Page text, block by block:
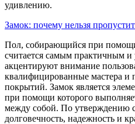
удивлению.
Замок: почему нельзя
Пол, собирающийся при
считается самым практичным
акцентируют внимание
квалифицированные мастера и
покрытий. Замок является
при помощи которого
между собой. По утверждению
долговечность, надежность и